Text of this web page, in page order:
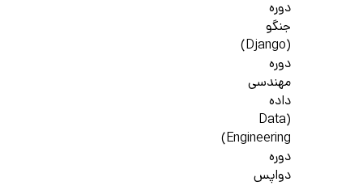
دوره
جنگو
(Django)
دوره
مهندسی
داده
(Data
Engineering)
دوره
دواپس